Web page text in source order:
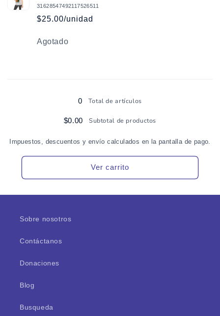
31628547492117526511
$25.00/unidad
Cantidad
Agotado
0 Total de artículos
$0.00 Subtotal de productos
Impuestos, descuentos y envío calculados en la pantalla de pago.
Ver carrito
Sobre nosotros
Contáctanos
Donaciones
Blog
Busqueda